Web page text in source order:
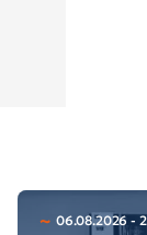
06.08.2026 -